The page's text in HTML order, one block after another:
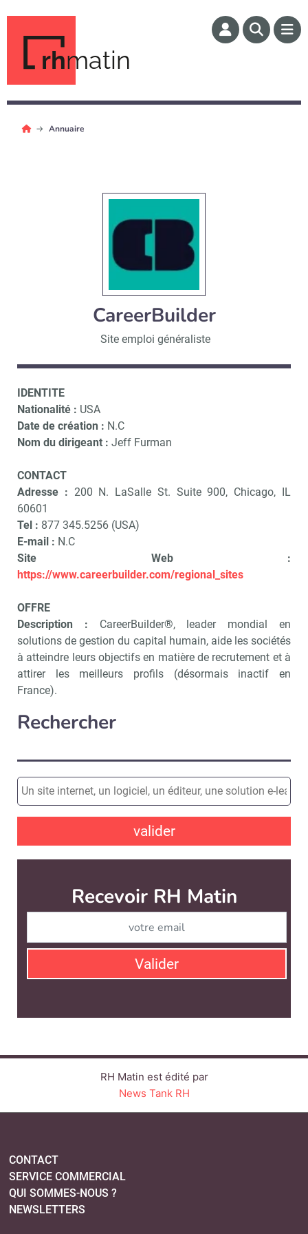
rhmatin
Annuaire
CareerBuilder
Site emploi généraliste
IDENTITE
Nationalité : USA
Date de création : N.C
Nom du dirigeant : Jeff Furman
CONTACT
Adresse : 200 N. LaSalle St. Suite 900, Chicago, IL
60601
Tel : 877 345.5256 (USA)
E-mail : N.C
Site Web :
https://www.careerbuilder.com/regional_sites
OFFRE
Description : CareerBuilder®, leader mondial en
solutions de gestion du capital humain, aide les sociétés
à atteindre leurs objectifs en matière de recrutement et à
attirer les meilleurs profils (désormais inactif en
France).
Rechercher
valider
Recevoir RH Matin
Valider
RH Matin est édité par
News Tank RH
CONTACT
SERVICE COMMERCIAL
QUI SOMMES-NOUS ?
NEWSLETTERS